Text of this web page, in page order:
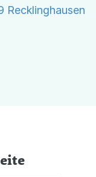
Recklinghausen